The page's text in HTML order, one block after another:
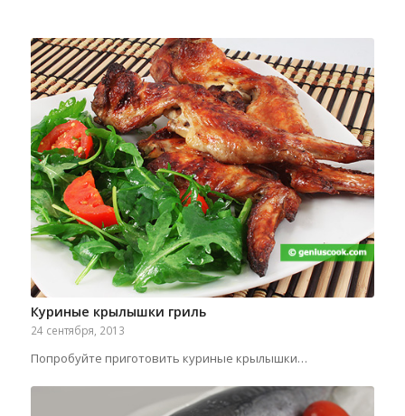
Куриные крылышки гриль
24 сентября, 2013
Попробуйте приготовить куриные крылышки…